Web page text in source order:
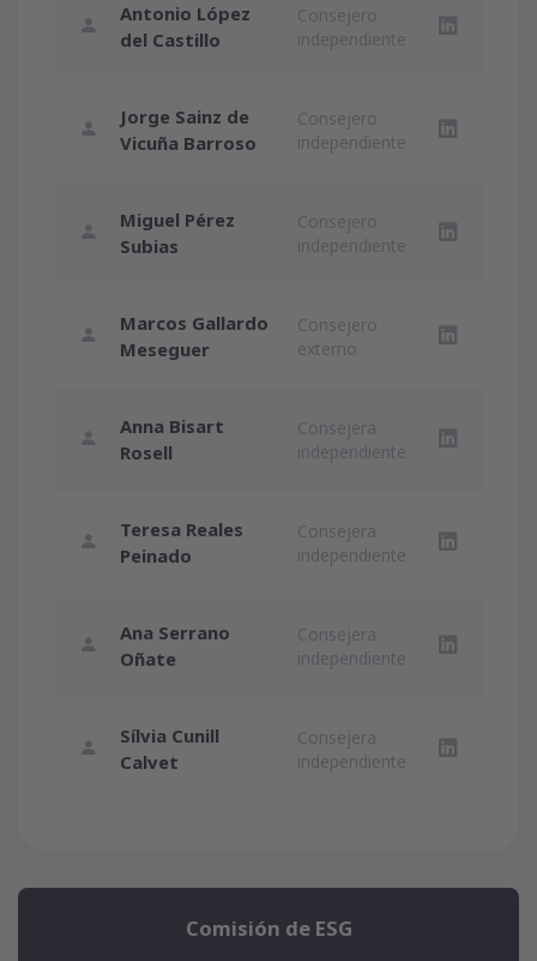
Antonio López
del Castillo
Consejero
independiente
Jorge Sainz de
Vicuña Barroso
Consejero
independiente
Miguel Pérez
Subias
Consejero
independiente
Marcos Gallardo
Meseguer
Consejero
externo
Anna Bisart
Rosell
Consejera
independiente
Teresa Reales
Peinado
Consejera
independiente
Ana Serrano
Oñate
Consejera
independiente
Sílvia Cunill
Calvet
Consejera
independiente
Comisión de ESG